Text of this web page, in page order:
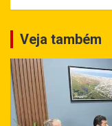
Veja também